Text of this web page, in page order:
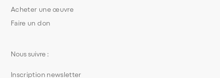
Acheter une œuvre
Faire un don
Nous suivre :
Inscription newsletter